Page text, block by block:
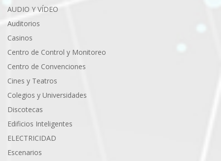
AUDIO Y VÍDEO
Auditorios
Casinos
Centro de Control y Monitoreo
Centro de Convenciones
Cines y Teatros
Colegios y Universidades
Discotecas
Edificios Inteligentes
ELECTRICIDAD
Escenarios